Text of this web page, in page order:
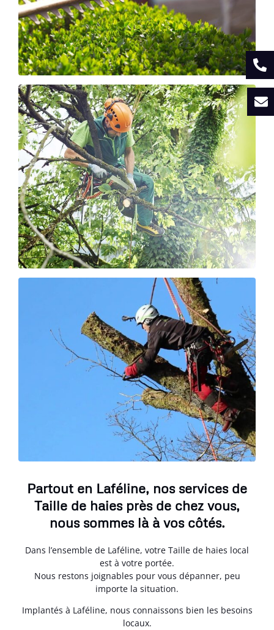
Partout en Laféline, nos services de
Taille de haies près de chez vous,
nous sommes là à vos côtés.
Dans l’ensemble de Laféline, votre Taille de haies local
est à votre portée.
Nous restons joignables pour vous dépanner, peu
importe la situation.
Implantés à Laféline, nous connaissons bien les besoins
locaux.